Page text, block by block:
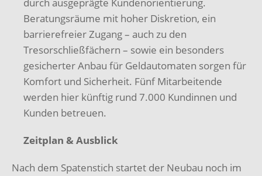
durch ausgeprägte Kundenorientierung.
Beratungsräume mit hoher Diskretion, ein
barrierefreier Zugang – auch zu den
Tresorschließfächern – sowie ein besonders
gesicherter Anbau für Geldautomaten sorgen für
Komfort und Sicherheit. Fünf Mitarbeitende
werden hier künftig rund 7.000 Kundinnen und
Kunden betreuen.
Zeitplan & Ausblick
Nach dem Spatenstich startet der Neubau noch im